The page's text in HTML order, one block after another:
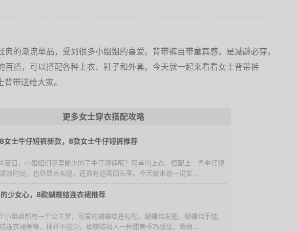
典的潮流单品，受到很多小姐姐的喜爱。背带裤自带童真感，是减龄必穿。
百搭，可以搭配各种上衣、鞋子和外套。今天就一起来看看女士背带裤
带送给大家。
更多女士穿衣搭配攻略
女士牛仔短裤新款，8款女士牛仔短裤推荐
夏日，小姐姐们哪里能少的了牛仔短裤呢？简单的上衣，搭配上一条牛仔短
凉时尚，也尽显大长腿，还具有超高回头率。今天就来说一说女...
少女心，8款蝴蝶结连衣裙推荐
小姐姐都有一个公主梦，可爱的蝴蝶结是标配，蝴蝶结发箍、蝴蝶结手链、
连衣裙等等，样样不能少。蝴蝶结给人一种甜美乖巧感觉，萌萌...